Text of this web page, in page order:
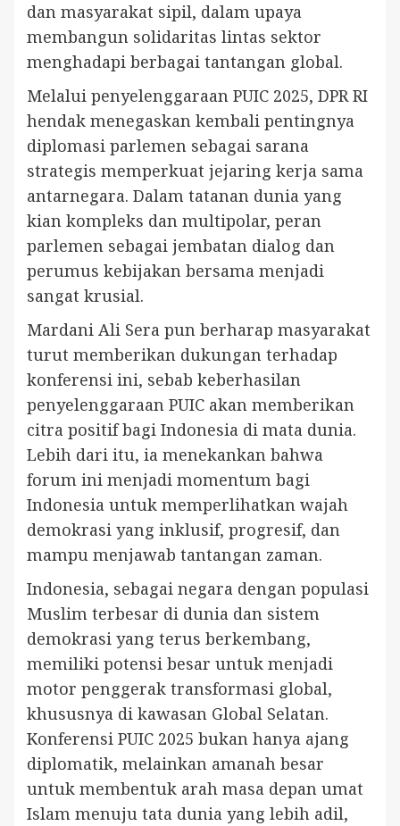
dan masyarakat sipil, dalam upaya
membangun solidaritas lintas sektor
menghadapi berbagai tantangan global.
Melalui penyelenggaraan PUIC 2025, DPR RI
hendak menegaskan kembali pentingnya
diplomasi parlemen sebagai sarana
strategis memperkuat jejaring kerja sama
antarnegara. Dalam tatanan dunia yang
kian kompleks dan multipolar, peran
parlemen sebagai jembatan dialog dan
perumus kebijakan bersama menjadi
sangat krusial.
Mardani Ali Sera pun berharap masyarakat
turut memberikan dukungan terhadap
konferensi ini, sebab keberhasilan
penyelenggaraan PUIC akan memberikan
citra positif bagi Indonesia di mata dunia.
Lebih dari itu, ia menekankan bahwa
forum ini menjadi momentum bagi
Indonesia untuk memperlihatkan wajah
demokrasi yang inklusif, progresif, dan
mampu menjawab tantangan zaman.
Indonesia, sebagai negara dengan populasi
Muslim terbesar di dunia dan sistem
demokrasi yang terus berkembang,
memiliki potensi besar untuk menjadi
motor penggerak transformasi global,
khususnya di kawasan Global Selatan.
Konferensi PUIC 2025 bukan hanya ajang
diplomatik, melainkan amanah besar
untuk membentuk arah masa depan umat
Islam menuju tata dunia yang lebih adil,